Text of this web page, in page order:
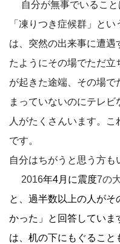
自分が無事でいること
「凍りつき症候群」と
は、突然の出来事に遭遇
たようにその場でただ立
が起きた途端、その場で
まっていないのにテレ
人がたくさんいます。こ
です。
自分はちがうと思う方も
2016年4月に震度7の
と、過半数以上の人が
かった」と回答していま
は、机の下にもぐること